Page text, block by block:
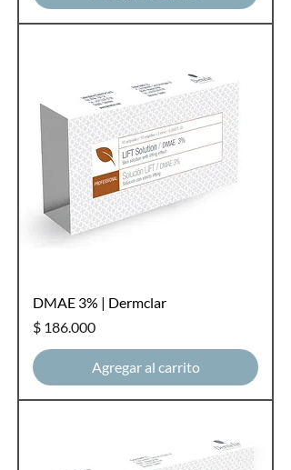
DMAE 3% | Dermclar
Precio
$ 186.000
Agregar al carrito